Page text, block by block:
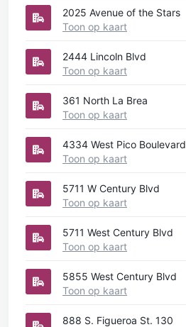
2025 Avenue of the Stars
Toon op kaart
2444 Lincoln Blvd
Toon op kaart
361 North La Brea
Toon op kaart
4334 West Pico Boulevard
Toon op kaart
5711 W Century Blvd
Toon op kaart
5711 West Century Blvd
Toon op kaart
5855 West Century Blvd
Toon op kaart
888 S. Figueroa St. 130